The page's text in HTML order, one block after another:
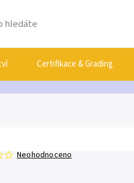
Certifikace & Grading
Neohodnoceno